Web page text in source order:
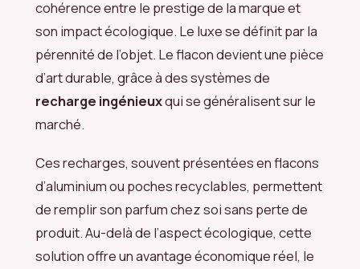
cohérence entre le prestige de la marque et
son impact écologique. Le luxe se définit par la
pérennité de l’objet. Le flacon devient une pièce
d’art durable, grâce à des systèmes de
recharge ingénieuxqui se généralisent sur le
marché.
Ces recharges, souvent présentées en flacons
d’aluminium ou poches recyclables, permettent
de remplir son parfum chez soi sans perte de
produit. Au-delà de l’aspect écologique, cette
solution offre un avantage économique réel, le